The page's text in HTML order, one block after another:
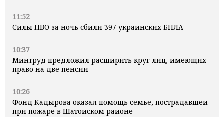
11:52
Силы ПВО за ночь сбили 397 украинских БПЛА
10:37
Минтруд предложил расширить круг лиц, имеющих
право на две пенсии
10:26
Фонд Кадырова оказал помощь семье, пострадавшей
при пожаре в Шатойском районе